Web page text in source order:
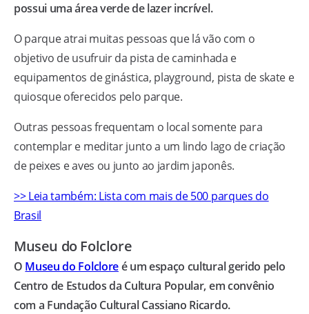
possui uma área verde de lazer incrível.
O parque atrai muitas pessoas que lá vão com o
objetivo de usufruir da pista de caminhada e
equipamentos de ginástica, playground, pista de skate e
quiosque oferecidos pelo parque.
Outras pessoas frequentam o local somente para
contemplar e meditar junto a um lindo lago de criação
de peixes e aves ou junto ao jardim japonês.
>> Leia também: Lista com mais de 500 parques do
Brasil
Museu do Folclore
O Museu do Folcloreé um espaço cultural gerido pelo
Centro de Estudos da Cultura Popular, em convênio
com a Fundação Cultural Cassiano Ricardo.